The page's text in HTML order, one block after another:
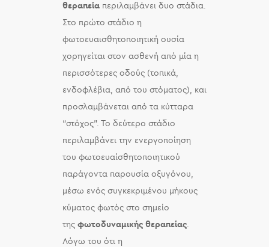
θεραπεία περιλαμβάνει δυο στάδια.
Στο πρώτο στάδιο η
φωτοευαισθητοποιητική ουσία
χορηγείται στον ασθενή από μία η
περισσότερες οδούς (τοπικά,
ενδοφλέβια, από του στόματος), και
προσλαμβάνεται από τα κύτταρα
“στόχος”. Το δεύτερο στάδιο
περιλαμβάνει την ενεργοποίηση
του φωτοευαίσθητοποιητικού
παράγοντα παρουσία οξυγόνου,
μέσω ενός συγκεκριμένου μήκους
κύματος φωτός στο σημείο
της φωτοδυναμικής θεραπείας.
Λόγω του ότι η